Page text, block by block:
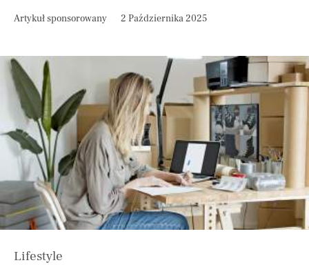
Artykuł sponsorowany 2 Października 2025
Lifestyle